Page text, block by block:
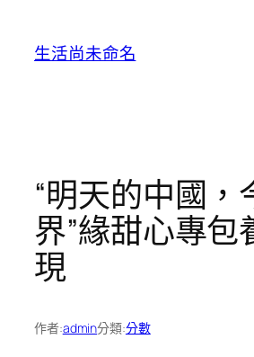
生活尚未命名
“明天的中國，
界”緣甜心專包
現
作者:admin分類:分數